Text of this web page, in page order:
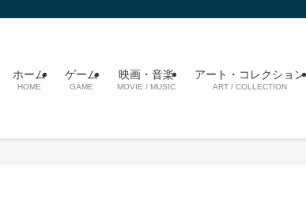
ホーム
HOME
ゲーム
GAME
映画・音楽
MOVIE / MUSIC
アート・コレクション
ART / COLLECTION